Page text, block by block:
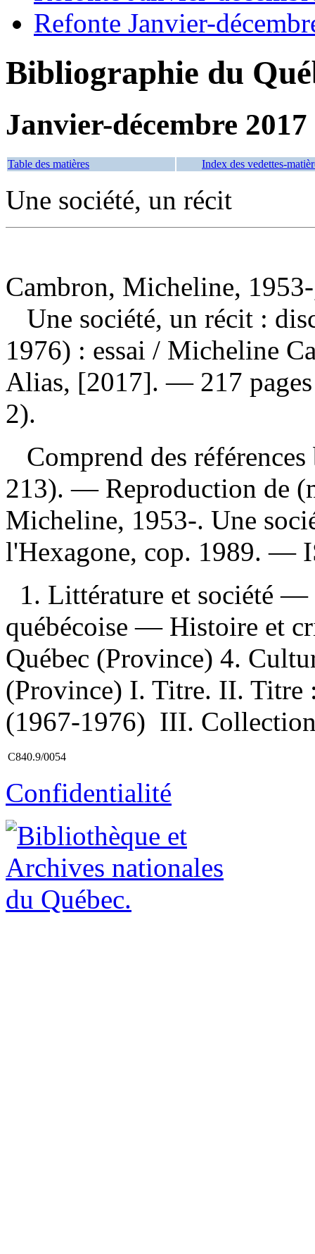
Refonte Janvier-
Bibliographie du
Janvier-décembre 2017
Table des matières Index des vedettes-
Une société, un récit
Cambron, Micheline,
Une société, un récit :
1976) : essai / Micheline
Alias, [2017]. — 217
2).
Comprend des
213). — Reproduction de
Micheline, 1953-. Une
l'Hexagone, cop. 1989. —
1. Littérature et société
québécoise — Histoire et
Québec (Province) 4.
(Province) I. Titre. II. Titre
(1967-1976) III.
C840.9/0054
Confidentialité